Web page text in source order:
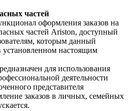
частей
оформления заказов на
частей Ariston, доступный
которым данный
настоящим
для использования
деятельности
представителя
заказов в личных, семейных